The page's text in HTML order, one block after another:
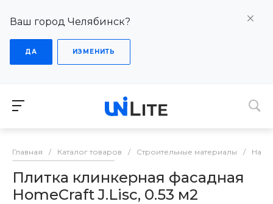
Ваш город Челябинск?
ДА ИЗМЕНИТЬ
Главная / Каталог товаров / Строительные материалы /
Плитка клинкерная фасадная
HomeCraft J.Lisc, 0.53 м2